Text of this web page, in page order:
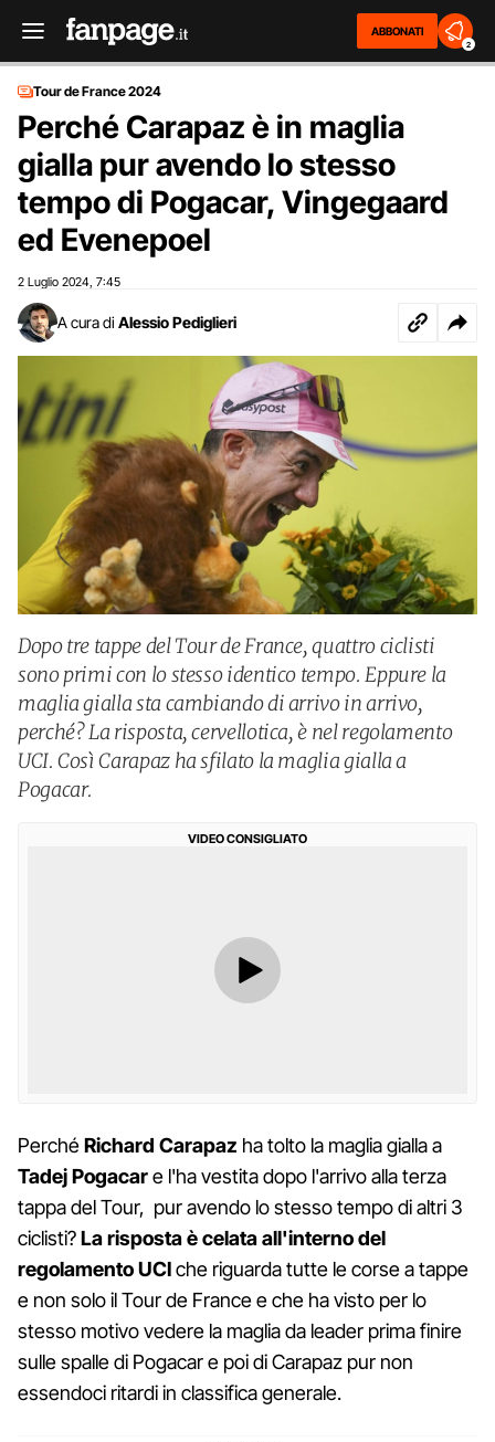
ABBONATI
2
Tour de France 2024
Perché Carapaz è in maglia
gialla pur avendo lo stesso
tempo di Pogacar, Vingegaard
ed Evenepoel
2 Luglio 2024 7:45
A cura di Alessio Pediglieri
Dopo tre tappe del Tour de France, quattro ciclisti
sono primi con lo stesso identico tempo. Eppure la
maglia gialla sta cambiando di arrivo in arrivo,
perché? La risposta, cervellotica, è nel regolamento
UCI. Così Carapaz ha sfilato la maglia gialla a
Pogacar.
VIDEO CONSIGLIATO
PerchéRichard Carapaz ha tolto la maglia gialla a
Tadej Pogacare l'ha vestita dopo l'arrivo alla terza
tappa del Tour, pur avendo lo stesso tempo di altri 3
ciclisti?La risposta è celata all'interno del
regolamento UCIche riguarda tutte le corse a tappe
e non solo il Tour de France e che ha visto per lo
stesso motivo vedere la maglia da leader prima finire
sulle spalle di Pogacar e poi di Carapaz pur non
essendoci ritardi in classifica generale.